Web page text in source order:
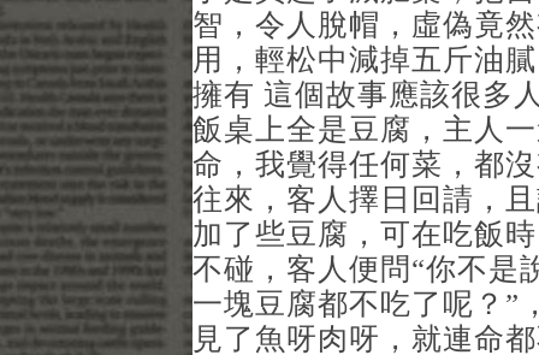
智，令人脫帽，虛偽竟
用，輕松中減掉五斤油
擁有 這個故事應該很多
飯桌上全是豆腐，主人
命，我覺得任何菜，都
往來，客人擇日回請，
加了些豆腐，可在吃飯
不碰，客人便問“你不是
一塊豆腐都不吃了呢？”
見了魚呀肉呀，就連命